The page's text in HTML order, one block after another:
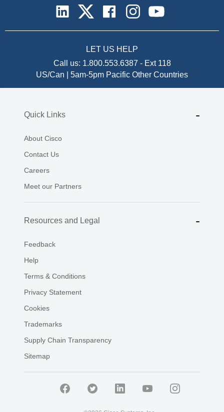
LET US HELP
Call us: 1.800.553.6387 - Ext 118
US/Can | 5am-5pm Pacific Other Countries